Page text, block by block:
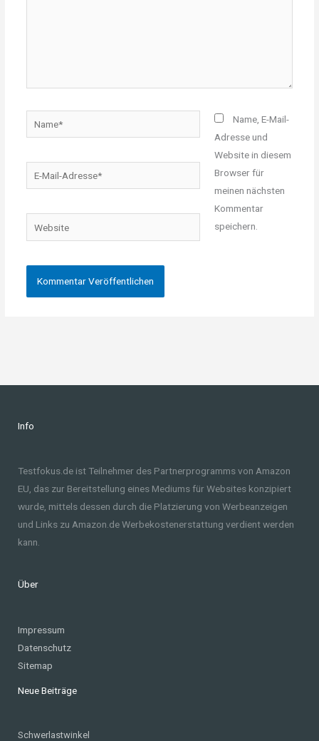
Mail-
Website
Name, E-Mail-
Adresse und
Website in diesem
Browser für
meinen nächsten
Kommentar
speichern.
Info
Testfokus.de ist Teilnehmer des Partnerprogramms von Amazon
EU, das zur Bereitstellung eines Mediums für Websites konzipiert
wurde, mittels dessen durch die Platzierung von Werbeanzeigen
und Links zu Amazon.de Werbekostenerstattung verdient werden
kann.
Über
Impressum
Datenschutz
Sitemap
Neue Beiträge
Schwerlastwinkel